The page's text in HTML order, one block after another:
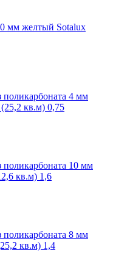
мм желтый Sotalux
4 мм
кв.м) 0,75
10 мм
кв.м) 1,6
8 мм
кв.м) 1,4